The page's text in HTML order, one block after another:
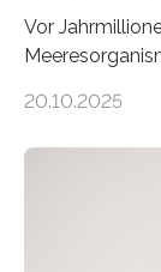
Vor
Sedimenten zu
Domänen auf
einer
diese Partikel
20.10.2025